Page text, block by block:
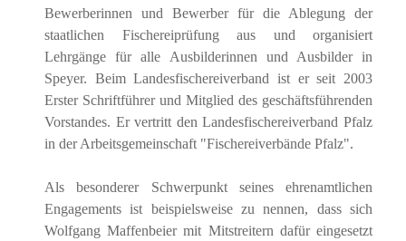
Bewerberinnen und Bewerber für die Ablegung der
staatlichen Fischereiprüfung aus und organisiert
Lehrgänge für alle Ausbilderinnen und Ausbilder in
Speyer. Beim Landesfischereiverband ist er seit 2003
Erster Schriftführer und Mitglied des geschäftsführenden
Vorstandes. Er vertritt den Landesfischereiverband Pfalz
in der Arbeitsgemeinschaft "Fischereiverbände Pfalz".
Als besonderer Schwerpunkt seines ehrenamtlichen
Engagements ist beispielsweise zu nennen, dass sich
Wolfgang Maffenbeier mit Mitstreitern dafür eingesetzt